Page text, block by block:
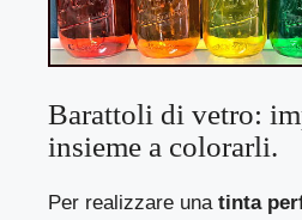
Barattoli di vetro:
insieme a colorarli.
Per realizzare unatinta